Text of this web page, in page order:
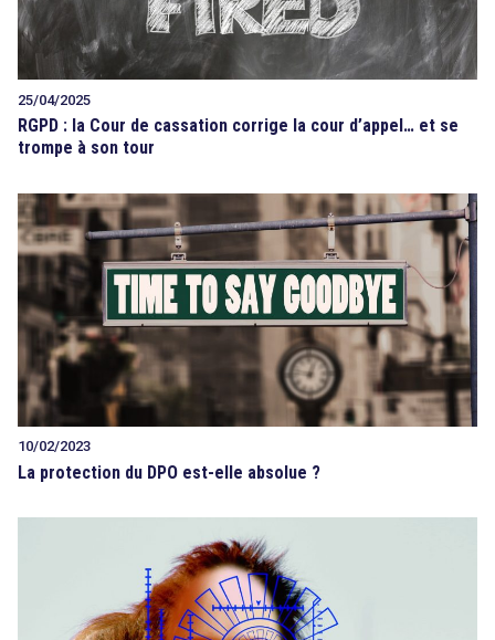
25/04/2025
RGPD : la Cour de cassation corrige la cour d’appel… et se
trompe à son tour
10/02/2023
La protection du DPO est-elle absolue ?